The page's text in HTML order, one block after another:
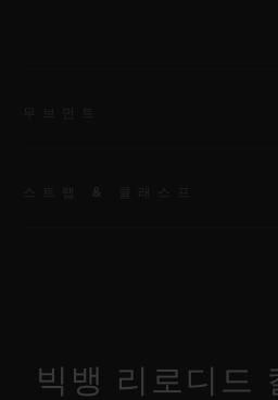
약 72시간
빅뱅 리로디드